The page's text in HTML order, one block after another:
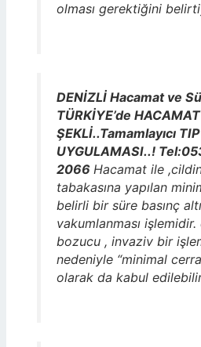
olması gerektiğini
DENİZLİ Hacamat ve
TÜRKİYE’de
ŞEKLİ..Tamamlayıcı TIP
UYGULAMASI..!
2066 Hacamat ile
tabakasına yapılan
belirli bir süre basınç
vakumlanması
bozucu , invaziv bir
nedeniyle “minimal
olarak da kabul